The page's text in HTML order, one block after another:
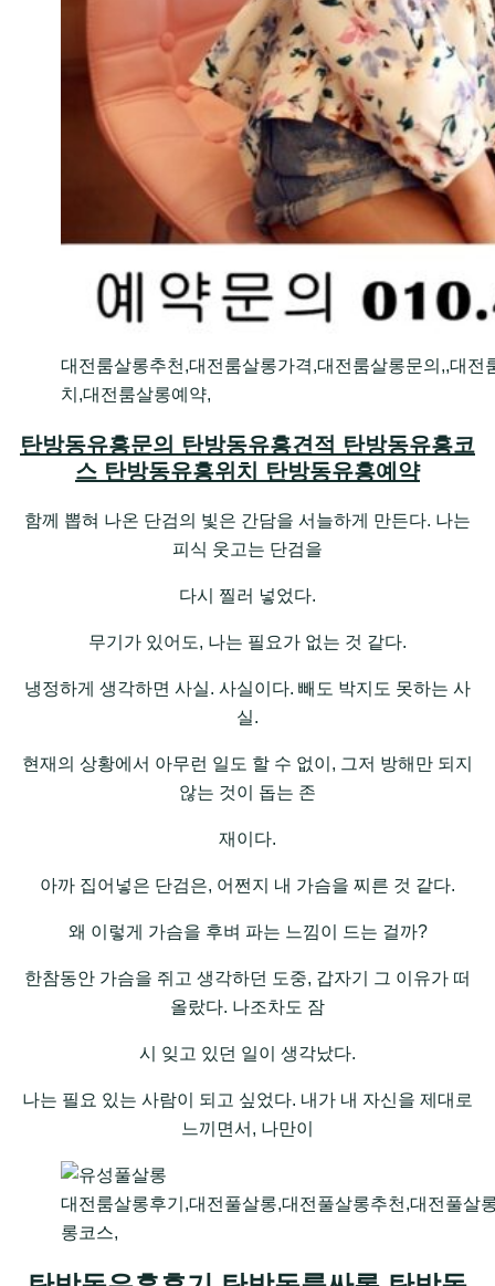
대전룸살롱추천,대전룸살롱가격,대전룸살롱문의,,대
치,대전룸살롱예약,
탄방동유흥문의 탄방동유흥견적 탄방동유흥코
스 탄방동유흥위치 탄방동유흥예약
함께 뽑혀 나온 단검의 빛은 간담을 서늘하게 만든다. 나는
피식 웃고는 단검을
다시 찔러 넣었다.
무기가 있어도, 나는 필요가 없는 것 같다.
냉정하게 생각하면 사실. 사실이다. 빼도 박지도 못하는 사
실.
현재의 상황에서 아무런 일도 할 수 없이, 그저 방해만 되지
않는 것이 돕는 존
재이다.
아까 집어넣은 단검은, 어쩐지 내 가슴을 찌른 것 같다.
왜 이렇게 가슴을 후벼 파는 느낌이 드는 걸까?
한참동안 가슴을 쥐고 생각하던 도중, 갑자기 그 이유가 떠
올랐다. 나조차도 잠
시 잊고 있던 일이 생각났다.
나는 필요 있는 사람이 되고 싶었다. 내가 내 자신을 제대로
느끼면서, 나만이
대전룸살롱후기,대전풀살롱,대전풀살롱추천,대전풀살
롱코스,